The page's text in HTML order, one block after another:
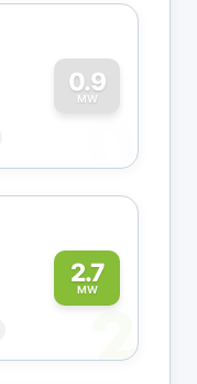
0.9
MW
0
2.7
MW
2